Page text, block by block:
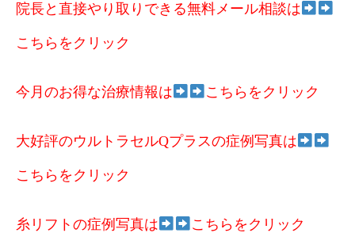
院長と直接やり取りできる無料メール相談は
こちらをクリック
今月のお得な治療情報は こちらをクリック
大好評のウルトラセルQプラスの症例写真は
こちらをクリック
糸リフトの症例写真は こちらをクリック